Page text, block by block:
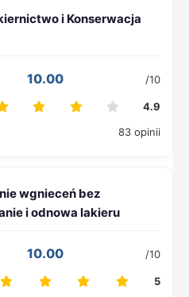
10.00 /10
4.9
83 opinii
10.00 /10
5